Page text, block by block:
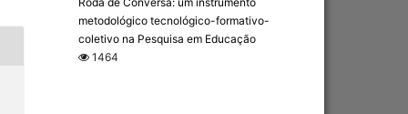
metodológico tecnológico-formativo-
coletivo na Pesquisa em Educação
1464